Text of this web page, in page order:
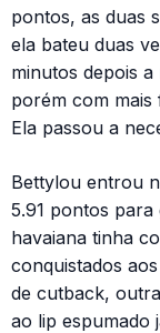
pontos, as duas
ela bateu duas
minutos depois
porém com
Ela passou a
Bettylou entrou
5.91 pontos
havaiana tinha
conquistados
de cutback,
ao lip espumado